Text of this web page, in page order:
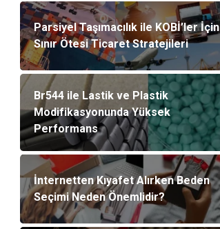
Parsiyel Taşımacılık ile KOBİ’ler İçin
Sınır Ötesi Ticaret Stratejileri
Br544 ile Lastik ve Plastik
Modifikasyonunda Yüksek
Performans
İnternetten Kıyafet Alırken Beden
Seçimi Neden Önemlidir?